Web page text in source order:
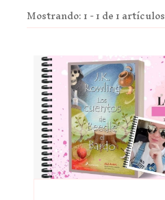
Mostrando: 1 - 1 de 1 artículos